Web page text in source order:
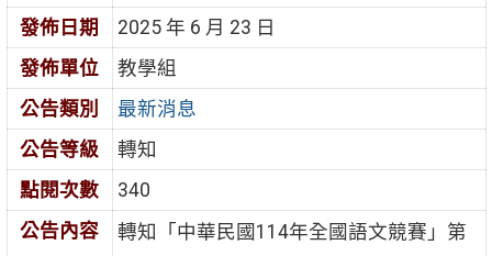
發佈日期
2025 年 6 月 23 日
發佈單位
教學組
公告類別
最新消息
公告等級
轉知
點閱次數
340
公告內容
轉知「中華民國114年全國語文競賽」第